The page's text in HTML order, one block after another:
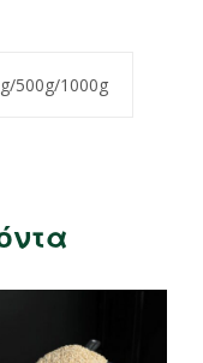
500g/1000g